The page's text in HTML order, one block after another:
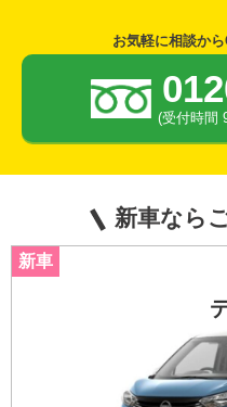
お気軽に相談か
(受付時間
新車なら